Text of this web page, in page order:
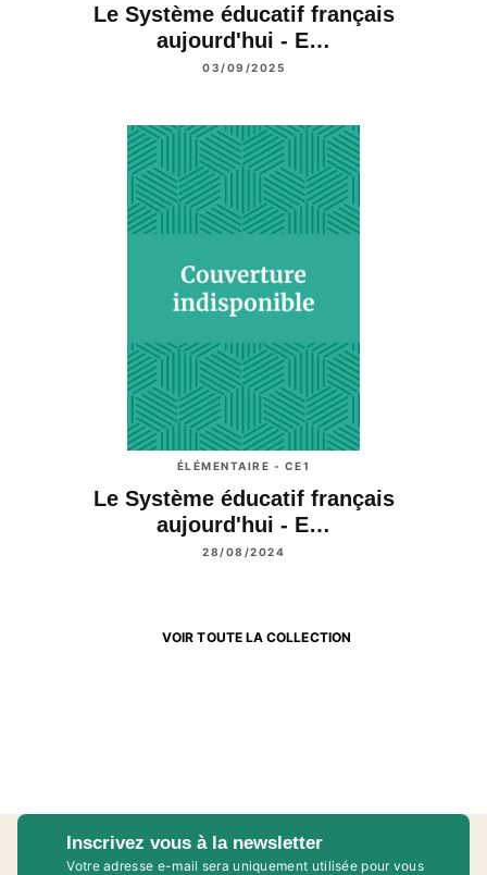
Le Système éducatif français
aujourd'hui - E…
03/09/2025
ÉLÉMENTAIRE - CE1
Le Système éducatif français
aujourd'hui - E…
28/08/2024
VOIR TOUTE LA COLLECTION
Inscrivez vous à la newsletter
Votre adresse e-mail sera uniquement utilisée pour vous